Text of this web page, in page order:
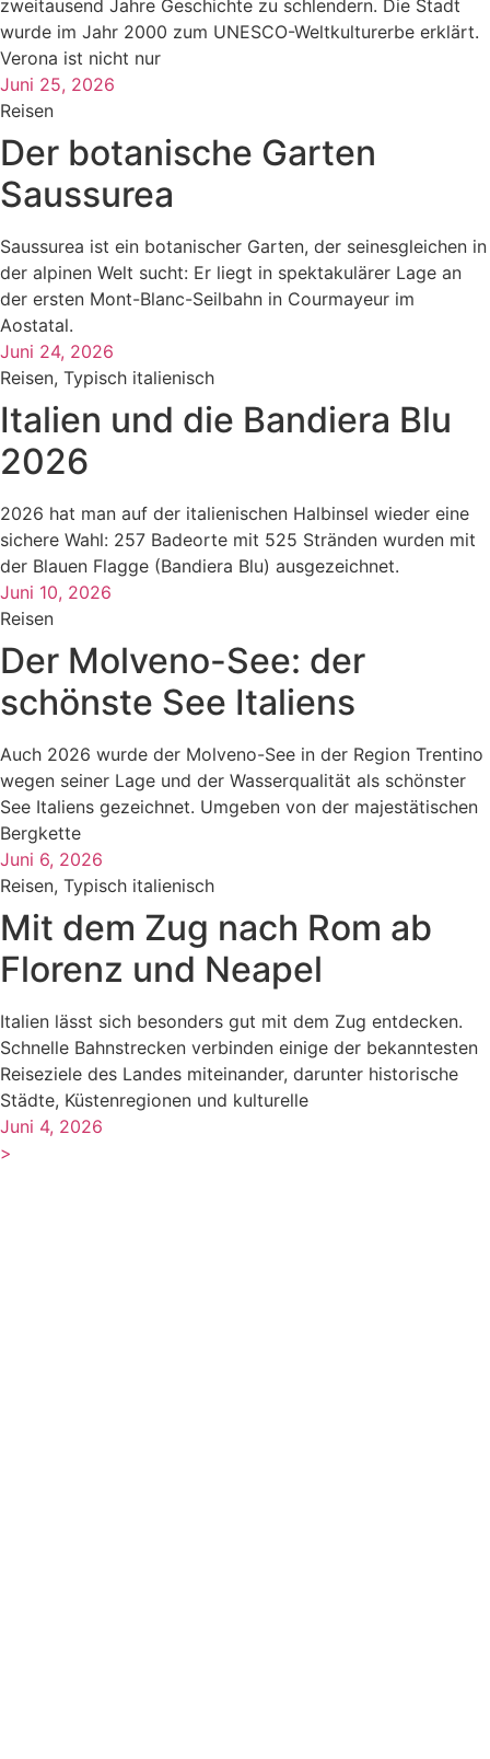
zweitausend Jahre Geschichte zu schlendern. Die Stadt
wurde im Jahr 2000 zum UNESCO-Weltkulturerbe erklärt.
Verona ist nicht nur
Juni 25, 2026
Reisen
Der botanische Garten
Saussurea
Saussurea ist ein botanischer Garten, der seinesgleichen in
der alpinen Welt sucht: Er liegt in spektakulärer Lage an
der ersten Mont-Blanc-Seilbahn in Courmayeur im
Aostatal.
Juni 24, 2026
Reisen, Typisch italienisch
Italien und die Bandiera Blu
2026
2026 hat man auf der italienischen Halbinsel wieder eine
sichere Wahl: 257 Badeorte mit 525 Stränden wurden mit
der Blauen Flagge (Bandiera Blu) ausgezeichnet.
Juni 10, 2026
Reisen
Der Molveno-See: der
schönste See Italiens
Auch 2026 wurde der Molveno-See in der Region Trentino
wegen seiner Lage und der Wasserqualität als schönster
See Italiens gezeichnet. Umgeben von der majestätischen
Bergkette
Juni 6, 2026
Reisen, Typisch italienisch
Mit dem Zug nach Rom ab
Florenz und Neapel
Italien lässt sich besonders gut mit dem Zug entdecken.
Schnelle Bahnstrecken verbinden einige der bekanntesten
Reiseziele des Landes miteinander, darunter historische
Städte, Küstenregionen und kulturelle
Juni 4, 2026
>